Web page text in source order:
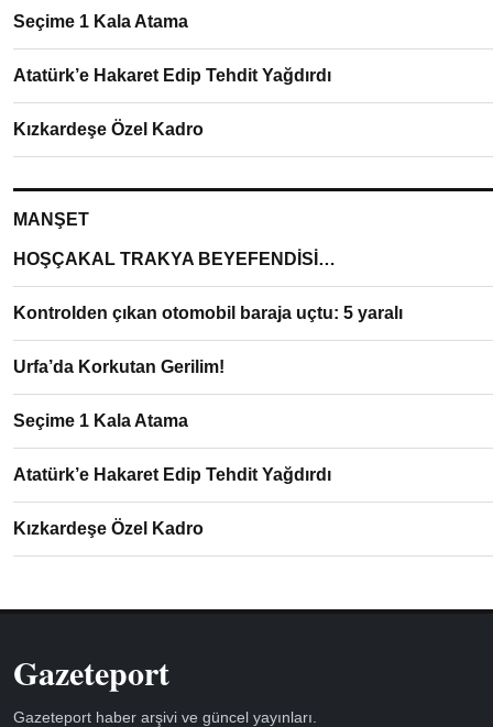
Seçime 1 Kala Atama
Atatürk’e Hakaret Edip Tehdit Yağdırdı
Kızkardeşe Özel Kadro
MANŞET
HOŞÇAKAL TRAKYA BEYEFENDİSİ…
Kontrolden çıkan otomobil baraja uçtu: 5 yaralı
Urfa’da Korkutan Gerilim!
Seçime 1 Kala Atama
Atatürk’e Hakaret Edip Tehdit Yağdırdı
Kızkardeşe Özel Kadro
Gazeteport
Gazeteport haber arşivi ve güncel yayınları.